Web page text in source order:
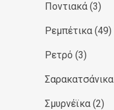
Ποντιακά (3)
Ρεμπέτικα (49)
Ρετρό (3)
Σαρακατσάνικα
Σμυρνέϊκα (2)